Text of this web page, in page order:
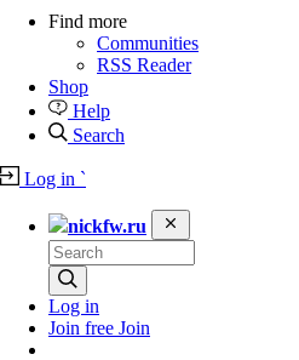
Find more
Communities
RSS Reader
Shop
Help
Search
Log in `
nickfw.ru
Log in
Join free Join